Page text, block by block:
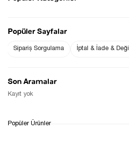
Popüler Sayfalar
Sipariş Sorgulama İptal & İade &
Son Aramalar
Kayıt yok
Popüler Ürünler